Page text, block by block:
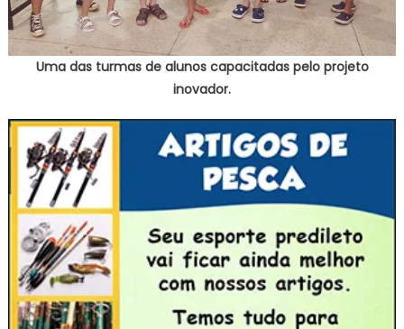
Uma das turmas de alunos capacitadas pelo projeto
inovador.